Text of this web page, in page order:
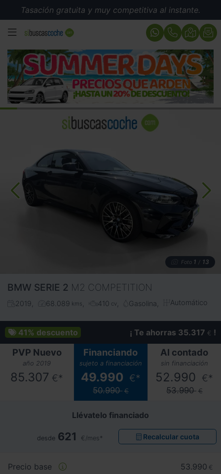
Tasación gratuita y muy competitiva al instante.
MENÚ
Foto 1 / 13
BMW SERIE 2 M2 COMPETITION
2019 68.089 kms 410 cv Gasolina Automático
41% descuento ¡ Te ahorras 35.317 € !
PVP Nuevo
año 2019
85.307 €*
Financiando
sujeto a financiación
49.990 €*
50.990 €
Al contado
sin financiación
52.990 €*
53.990 €
Llévatelo financiado
desde 621 €/mes* Recalcular cuota
Precio base 53.990 €